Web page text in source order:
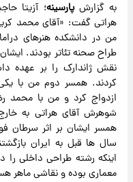
به گزارشپارسینه؛ آزیتا
من در دانشکده هنرهای
طراح صحنه تئاتر بودند.
نقش ژاندارک را بر عهده
کردند. همسر دوم من با
ازدواج کرد و من با محمد
شوهرش آقای هراتی به
همسر ایشان بر اثر سرطان
سال ها قبل به ایران
اینکه رشته طراحی داخلی را
معماری بوده و نقاشی ماهر